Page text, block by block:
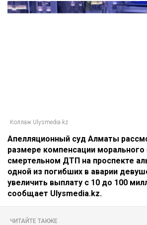
Коллаж Ulysmedia.kz
Апелляционный суд Алматы
размере компенсации морального
смертельном ДТП на проспекте
одной из погибших в аварии
увеличить выплату с 10 до 100
сообщает Ulysmedia.kz.
ЧИТАЙТЕ ТАКЖЕ